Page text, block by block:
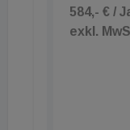
Besonders das
hat massiv
über 148
584,- € /
exkl.